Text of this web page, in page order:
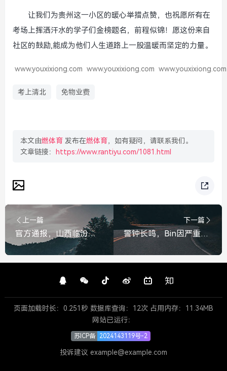
让我们为贵州这一小区的暖心举措点赞，也祝愿所有在
考场上挥洒汗水的学子们金榜题名，前程似锦！愿这份来自
社区的鼓励,能成为他们人生道路上一股温暖而坚定的力量。
www.youxixiong.com www.youxixiong.com www.youxixiong.com
考上清北 免物业费
本文由燃体育 发布在燃体育，如有疑问，请联系我们。
文章链接：
https://www.rantiyu.com/1081.html
上一篇
官方通报，山西临汾市副市长吴勇主动投案接受审查调查，官方通报，山西临汾市副市长吴勇主动投案
下一篇
警钟长鸣，Bin因严重违规行为被罚15万，合规经营刻不容缓，Bin因严重违规被罚15万，警钟长鸣
页面加载时长：0.251秒 数据库查询：12次 占用内存：11.34MB
网站已运行：
苏ICP备 2024143119号-2
投诉建议 example@example.com